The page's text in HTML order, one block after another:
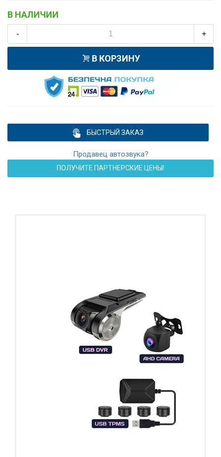
В НАЛИЧИИ
- +
В КОРЗИНУ
БЫСТРЫЙ ЗАКАЗ
Продавец автозвука?
ПОЛУЧИТЕ ПАРТНЕРСКИЕ ЦЕНЫ!